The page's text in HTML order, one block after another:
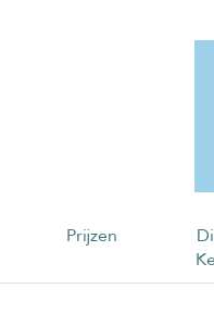
Prijzen